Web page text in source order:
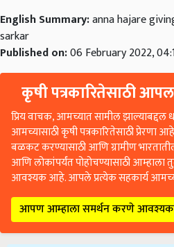
English Summary:anna hajare
sarkar
Published on:06 February 2022,
कृषी पत्रकारितेसाठी
प्रिय वाचक, आमच्यात सामील
आमच्यासाठी कृषी पत्रकारितेसाठी प्रेरणा
बळकट करण्यासाठी आणि ग्रामीण
आणि लोकांपर्यंत पोहोचण्यासाठी आम्हाला
आवश्यक आहे. आपले प्रत्येक सहकार्य
आपण आम्हाला समर्थन करणे